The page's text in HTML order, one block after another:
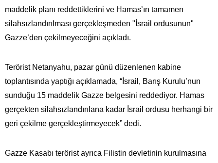
maddelik planı reddettiklerini ve Hamas’ın tamamen
silahsızlandırılması gerçekleşmeden "İsrail ordusunun"
Gazze’den çekilmeyeceğini açıkladı.
Terörist Netanyahu, pazar günü düzenlenen kabine
toplantısında yaptığı açıklamada, “İsrail, Barış Kurulu’nun
sunduğu 15 maddelik Gazze belgesini reddediyor. Hamas
gerçekten silahsızlandırılana kadar İsrail ordusu herhangi bir
geri çekilme gerçekleştirmeyecek” dedi.
Gazze Kasabı terörist ayrıca Filistin devletinin kurulmasına